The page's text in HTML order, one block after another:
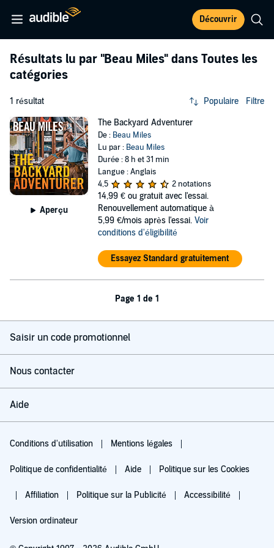
Découvrir
Résultats lu par "Beau Miles" dans Toutes les
catégories
1 résultat Populaire Filtre
Aperçu
The Backyard Adventurer
De : Beau Miles
Lu par : Beau Miles
Durée : 8 h et 31 min
Langue : Anglais
4,5
2 notations
14,99 € ou gratuit avec l'essai.
Renouvellement automatique à
5,99 €/mois après l'essai. Voir
conditions d'éligibilité
Essayez Standard gratuitement
Page 1 de 1
Saisir un code promotionnel
Nous contacter
Aide
Conditions d'utilisation Mentions légales
Politique de confidentialité Aide Politique sur les Cookies
Affiliation Politique sur la Publicité Accessibilité
Version ordinateur